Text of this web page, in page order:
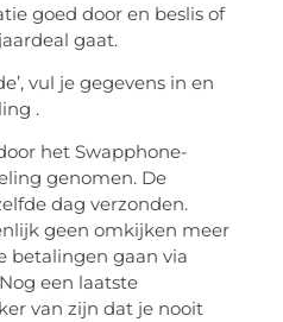
goed door en beslis of
gaat.
vul je gegevens in en
.
het Swapphone-
genomen. De
dag verzonden.
geen omkijken meer
betalingen gaan via
een laatste
van zijn dat je nooit